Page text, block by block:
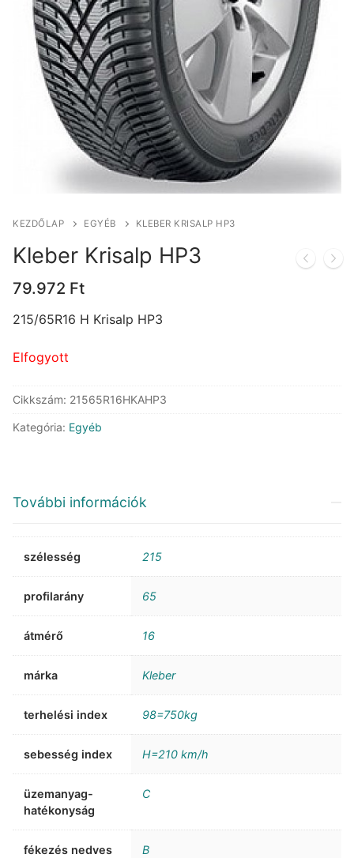
KEZDŐLAP EGYÉB KLEBER KRISALP HP3
Kleber Krisalp HP3
79.972 Ft
215/65R16 H Krisalp HP3
Elfogyott
Cikkszám: 21565R16HKAHP3
Kategória: Egyéb
További információk
szélesség 215
profilarány 65
átmérő 16
márka Kleber
terhelési index 98=750kg
sebesség index H=210 km/h
üzemanyag-
hatékonyság
C
fékezés nedves
B